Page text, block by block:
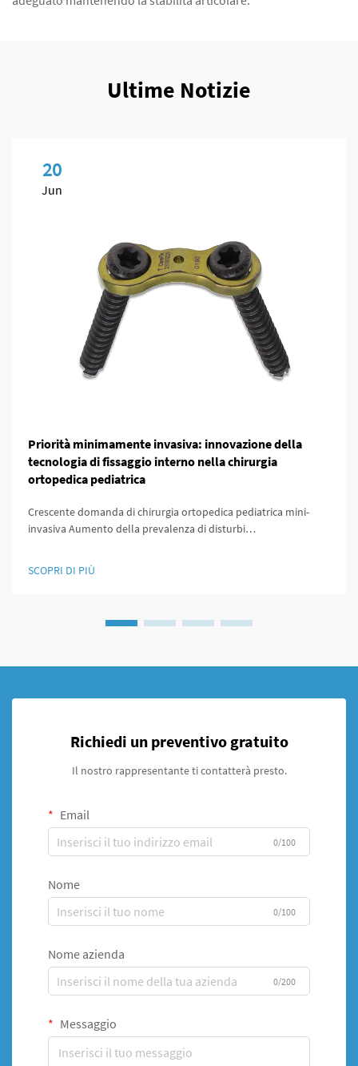
Ultime Notizie
20
Jun
Priorità minimamente invasiva: innovazione della
tecnologia di fissaggio interno nella chirurgia
ortopedica pediatrica
Crescente domanda di chirurgia ortopedica pediatrica mini-
invasiva Aumento della prevalenza di disturbi
proprio aumento dei casi di diagnosi di problemi
muscoloscheletrici nei bambini negli ultimi dieci anni circa.
SCOPRI DI PIÙ
Richiedi un preventivo gratuito
Il nostro rappresentante ti contatterà presto.
Email
0/100
Nome
0/100
Nome azienda
0/200
Messaggio